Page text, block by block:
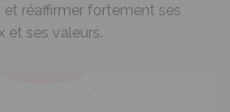
et réaffirmer fortement ses
et ses valeurs.